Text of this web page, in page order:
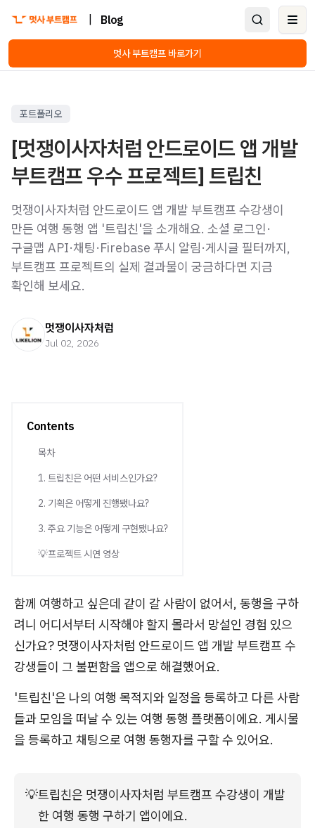
Blog
멋사 부트캠프 바로가기
포트폴리오
[멋쟁이사자처럼 안드로이드 앱 개발
부트캠프 우수 프로젝트] 트립친
멋쟁이사자처럼 안드로이드 앱 개발 부트캠프 수강생이
만든 여행 동행 앱 '트립친'을 소개해요. 소셜 로그인·
구글맵 API·채팅·Firebase 푸시 알림·게시글 필터까지,
부트캠프 프로젝트의 실제 결과물이 궁금하다면 지금
확인해 보세요.
멋쟁이사자처럼
Jul 02, 2026
Contents
목차
1. 트립친은 어떤 서비스인가요?
2. 기획은 어떻게 진행됐나요?
3. 주요 기능은 어떻게 구현됐나요?
💡프로젝트 시연 영상
함께 여행하고 싶은데 같이 갈 사람이 없어서, 동행을 구하
려니 어디서부터 시작해야 할지 몰라서 망설인 경험 있으
신가요? 멋쟁이사자처럼 안드로이드 앱 개발 부트캠프 수
강생들이 그 불편함을 앱으로 해결했어요.
'트립친'은 나의 여행 목적지와 일정을 등록하고 다른 사람
들과 모임을 떠날 수 있는 여행 동행 플랫폼이에요. 게시물
을 등록하고 채팅으로 여행 동행자를 구할 수 있어요.
💡트립친은 멋쟁이사자처럼 부트캠프 수강생이 개발
한 여행 동행 구하기 앱이에요.